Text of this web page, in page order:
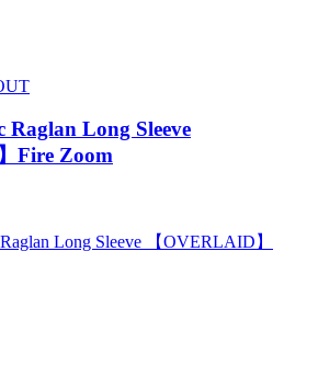
Long Sleeve
Fire Zoom